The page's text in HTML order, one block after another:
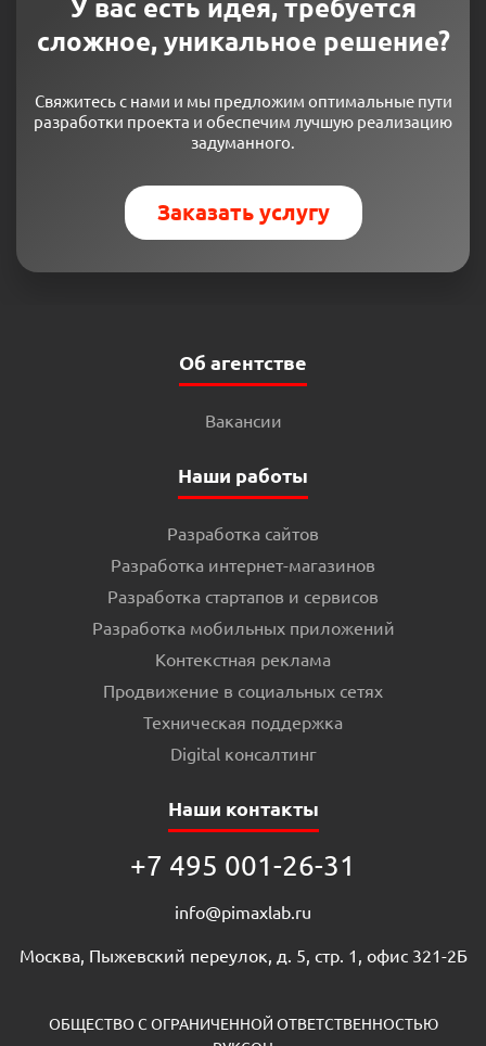
У вас есть идея, требуется
сложное, уникальное решение?
Свяжитесь с нами и мы предложим оптимальные пути
разработки проекта и обеспечим лучшую реализацию
задуманного.
Заказать услугу
Об агентстве
Вакансии
Наши работы
Разработка сайтов
Разработка интернет-магазинов
Разработка стартапов и сервисов
Разработка мобильных приложений
Контекстная реклама
Продвижение в социальных сетях
Техническая поддержка
Digital консалтинг
Наши контакты
+7 495 001-26-31
info@pimaxlab.ru
Москва, Пыжевский переулок, д. 5, стр. 1, офис 321-2Б
ОБЩЕСТВО С ОГРАНИЧЕННОЙ ОТВЕТСТВЕННОСТЬЮ